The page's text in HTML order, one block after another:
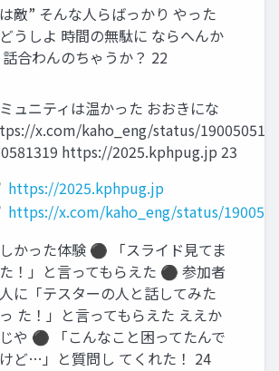
敵” そんな人らばっかり やった
うしよ 時間の無駄に ならへんか
合わんのちゃうか？ 22
ュニティは温かった おおきにな
x.com/kaho_eng/status/
https://2025.kphpug.jp 23
https://2025.kphpug.jp
https://x.com/kaho_eng/status/
かった体験 ⚫ 「スライド見てま
！」と言ってもらえた ⚫ 参加者
に「テスターの人と話してみた
た！」と言ってもらえた ええか
や ⚫ 「こんなこと困ってたんで
ど…」と質問し てくれた！ 24